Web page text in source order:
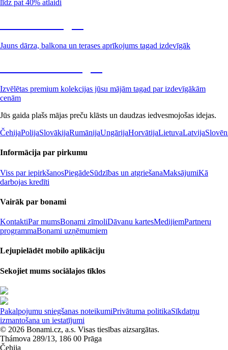
līdz pat 40% atlaidi
Jauns dārza, balkona un terases aprīkojums tagad izdevīgāk
Izvēlētas premium kolekcijas jūsu mājām tagad par izdevīgākām
cenām
Jūs gaida plašs mājas preču klāsts un daudzas iedvesmojošas idejas.
ČehijaPolijaSlovākijaRumānijaUngārijaHorvātijaLietuvaLatvija
Informācija par pirkumu
Viss par iepirkšanosPiegādeSūdzības un atgriešanaMaksājumiKā
darbojas kredīti
Vairāk par bonami
KontaktiPar mumsBonami zīmoliDāvanu kartesMedijiemPartneru
programmaBonami uzņēmumiem
Lejupielādēt mobilo aplikāciju
Sekojiet mums sociālajos tīklos
Pakalpojumu sniegšanas noteikumiPrivātuma politikaSīkdatņu
izmantošana un iestatījumi
© 2026 Bonami.cz, a.s. Visas tiesības aizsargātas.
Thámova 289/13, 186 00 Prāga
Čehija